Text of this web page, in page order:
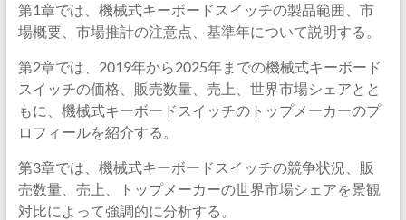
第1章では、機械式キーボードスイッチの製品範囲、市
場概要、市場推計の注意点、基準年について説明する。
第2章では、2019年から2025年までの機械式キーボード
スイッチの価格、販売数量、売上、世界市場シェアとと
もに、機械式キーボードスイッチのトップメーカーのプ
ロフィールを紹介する。
第3章では、機械式キーボードスイッチの競争状況、販
売数量、売上、トップメーカーの世界市場シェアを景観
対比によって強調的に分析する。